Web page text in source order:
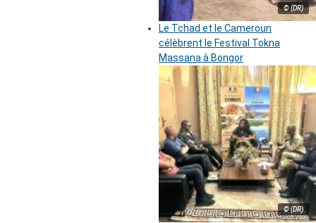
© (DR)
Le Tchad et le Cameroun
célèbrent le Festival Tokna
Massana à Bongor
© (DR)